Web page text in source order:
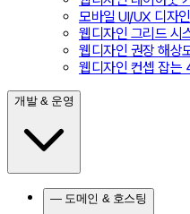
모바일 UI/UX 디자
웹디자인 그리드 시
웹디자인 권장 해상
웹디자인 컨셉 잡는
개발 & 운영
— 도메인 & 호스팅